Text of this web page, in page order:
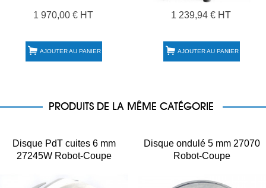
1 970,00 € HT
AJOUTER AU PANIER
1 239,94 € HT
AJOUTER AU PANIER
PRODUITS DE LA MÊME CATÉGORIE
Disque PdT cuites 6 mm
27245W Robot-Coupe
Disque ondulé 5 mm 27070
Robot-Coupe